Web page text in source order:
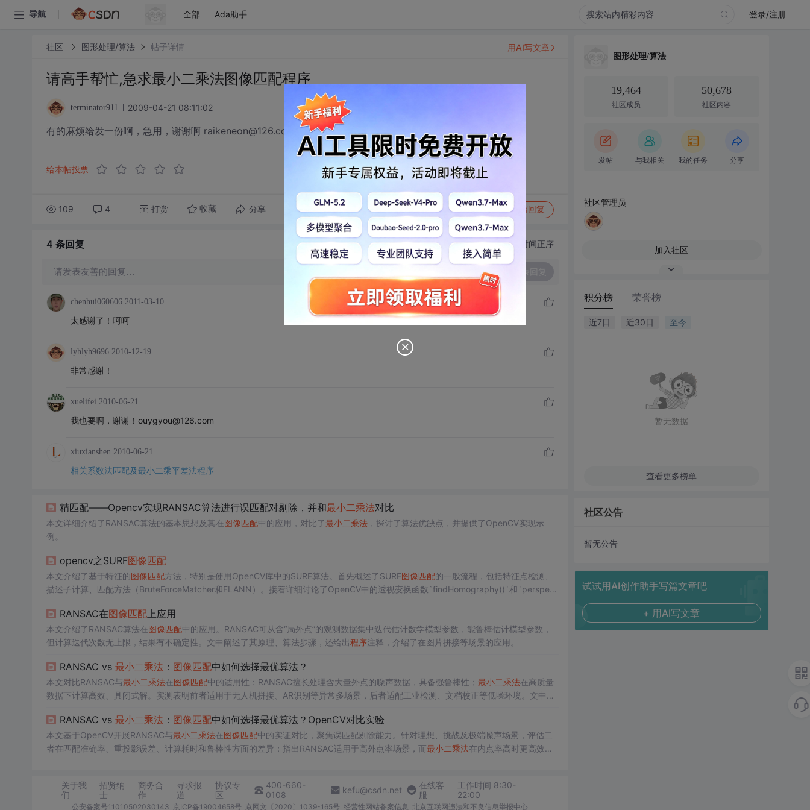
导航 全部 Ada助手 登录/注册
社区 图形处理/算法 帖子详情
请高手帮忙,急求最小二乘法图像匹配程序
terminator911 2009-04-21 08:11:02
有的麻烦给发一份啊，急用，谢谢啊 raikeneon@126.com
给本帖投票
109 4 打赏 收藏 分享 转发到动态 举报 写回复
用AI写文章
4 条回复 切换为时间正序
请发表友善的回复…
chenhui060606 2011-03-10
太感谢了！呵呵
lyhlyh9696 2010-12-19
非常感谢！
xuelifei 2010-06-21
我也要啊，谢谢！ouygyou@126.com
xiuxianshen 2010-06-21
相关系数法匹配及最小二乘平差法程序
精匹配——Opencv实现RANSAC算法进行误匹配对剔除，并和最小二乘法对比
本文详细介绍了RANSAC算法的基本思想及其在图像匹配中的应用，对比了最小二乘法，探讨了算法优缺点，并提供了OpenCV实现示
例。
opencv之SURF图像匹配
本文介绍了基于特征的图像匹配方法，特别是使用OpenCV库中的SURF算法。首先概述了SURF图像匹配的一般流程，包括特征点检测、
描述子计算、匹配方法（BruteForceMatcher和FLANN）。接着详细讨论了OpenCV中的透视变换函数`findHomography()`和`perspect
展示如何实际应用这些概念。
RANSAC在图像匹配上应用
本文介绍了RANSAC算法在图像匹配中的应用。RANSAC可从含“局外点”的观测数据集中迭代估计数学模型参数，能鲁棒估计模型参数，
但计算迭代次数无上限，结果有不确定性。文中阐述了其原理、算法步骤，还给出程序注释，介绍了在图片拼接等场景的应用。
RANSAC vs 最小二乘法： 图像匹配中如何选择最优算法？
本文对比RANSAC与最小二乘法在图像匹配中的适用性：RANSAC擅长处理含大量外点的噪声数据，具备强鲁棒性； 最小二乘法在高质量
数据下计算高效、具闭式解。实测表明前者适用于无人机拼接、AR识别等异常多场景，后者适配工业检测、文档校正等低噪环境。文中还
RANSAC vs 最小二乘法： 图像匹配中如何选择最优算法？OpenCV对比实验
本文基于OpenCV开展RANSAC与最小二乘法在图像匹配中的实证对比，聚焦误匹配剔除能力。针对理想、挑战及极端噪声场景，评估二
者在匹配准确率、重投影误差、计算耗时和鲁棒性方面的差异；指出RANSAC适用于高外点率场景，而最小二乘法在内点率高时更高效稳
关于我
们
招贤纳
士
商务合
作
寻求报
道
协议专
区
400-660-
0108
kefu@csdn.net
在线客
服
工作时间 8:30-
22:00
公安备案号11010502030143 京ICP备19004658号 京网文〔2020〕1039-165号 经营性网站备案信息 北京互联网违法和不良信息举报中心
图形处理/算法
19,464
社区成员
50,678
社区内容
发帖 与我相关 我的任务 分享
社区管理员
加入社区
积分榜 荣誉榜
近7日 近30日 至今
暂无数据
查看更多榜单
社区公告
暂无公告
试试用AI创作助手写篇文章吧
+ 用AI写文章